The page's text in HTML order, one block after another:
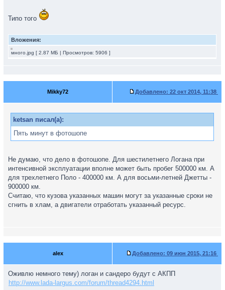
Типо того
Вложения:
много.jpg [ 2.87 МБ | Просмотров: 5906 ]
Mikky72 Добавлено: 22 окт 2014, 11:38
ketsan писал(а):
Пять минут в фотошопе
Не думаю, что дело в фотошопе. Для шестилетнего Логана при
интенсивной эксплуатации вполне может быть пробег 500000 км. А
для трехлетнего Поло - 400000 км. А для восьми-летней Джетты -
900000 км.
Считаю, что кузова указанных машин могут за указанные сроки не
сгнить в хлам, а двигатели отработать указанный ресурс.
alex Добавлено: 09 июн 2015, 21:16
Оживлю немного тему) логан и сандеро будут с АКПП
http://www.lada-largus.com/forum/thread4294.html